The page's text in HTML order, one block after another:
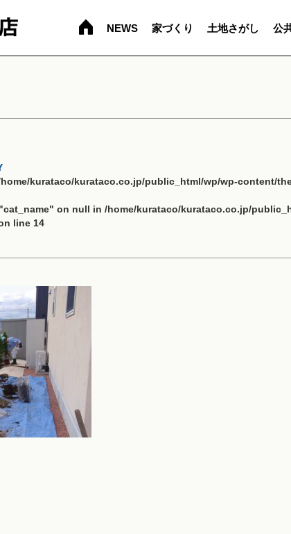
NEWS 家づくり 土地さがし 公
kurataco/kurataco.co.jp/public_html/wp/wp-content/
on null in /home/kurataco/kurataco.co.jp/
line 14